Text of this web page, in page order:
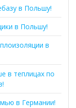
в Польшу!
в Польшу!
в
в теплицах по
в Германии!